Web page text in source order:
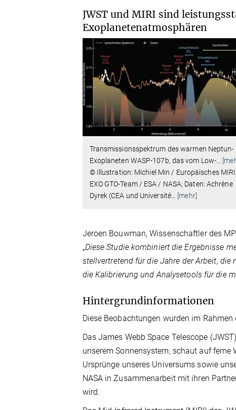
JWST und MIRI sind
Exoplanetenatmosphären
Transmissionsspektrum des warmen Neptun-
Exoplaneten WASP-107b, das vom Low-
© Illustration: Michiel Min / Europäisches MIRI
EXO GTO-Team / ESA / NASA; Daten: Achrène
Dyrek (CEA und Université
[mehr]
Jeroen Bouwman, Wissenschaftler des
„Diese Studie kombiniert die Ergebnisse
stellvertretend für die Jahre der Arbeit,
die Kalibrierung und Analysetools für die
Hintergrundinformationen
Diese Beobachtungen wurden im
Das James Webb Space Telescope
unserem Sonnensystem, schaut auf
Ursprünge unseres Universums sowie
NASA in Zusammenarbeit mit ihren
wird.